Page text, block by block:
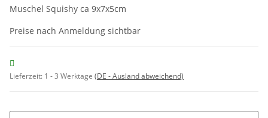
Muschel Squishy ca 9x7x5cm
Preise nach Anmeldung sichtbar
Lieferzeit: 1 - 3 Werktage (DE - Ausland abweichend)